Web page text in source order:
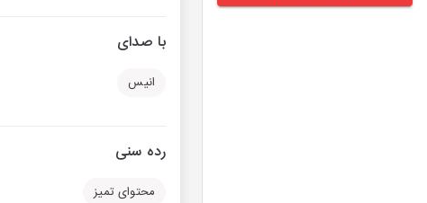
با صدای
انیس
رده سنی
محتوای تمیز